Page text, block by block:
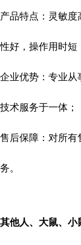
产品特点：灵敏度
性好，操作用时短
企业优势：专业从
技术服务于一体；
售后保障：对所有
务。
其他人、大鼠、小